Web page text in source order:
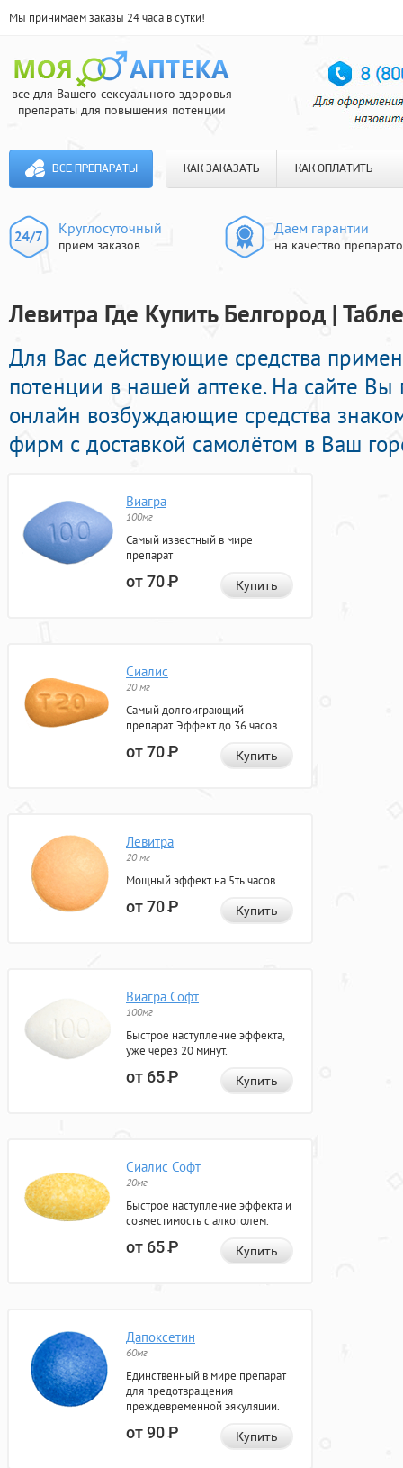
Мы принимаем заказы 24 часа в сутки!
все для Вашего сексуального здоровья
препараты для повышения потенции
ВСЕ ПРЕПАРАТЫ КАК ЗАКАЗАТЬ КАК ОПЛАТИТЬ
Круглосуточный
прием заказов
Даем гарантии
на качество
Левитра Где Купить Белгород |
Для Вас действующие средства
потенции в нашей аптеке. На сайте Вы
онлайн возбуждающие средства
фирм с доставкой самолётом в Ваш
Виагра
100мг
Самый известный в мире
препарат
от 70Р Купить
Сиалис
20 мг
Самый долгоиграющий
препарат. Эффект до 36 часов.
от 70Р Купить
Левитра
20 мг
Мощный эффект на 5ть часов.
от 70Р Купить
Виагра Софт
100мг
Быстрое наступление эффекта,
уже через 20 минут.
от 65Р Купить
Сиалис Софт
20мг
Быстрое наступление эффекта и
совместимость с алкоголем.
от 65Р Купить
Дапоксетин
60мг
Единственный в мире препарат
для предотвращения
преждевременной эякуляции.
от 90Р Купить